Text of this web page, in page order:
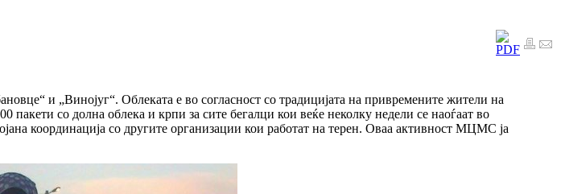
и „Винојуг“. Облеката е во согласност со традицијата на привремените жители на
со долна облека и крпи за сите бегалци кои веќе неколку недели се наоѓаат во
координација со другите организации кои работат на терен. Оваа активност МЦМС ја